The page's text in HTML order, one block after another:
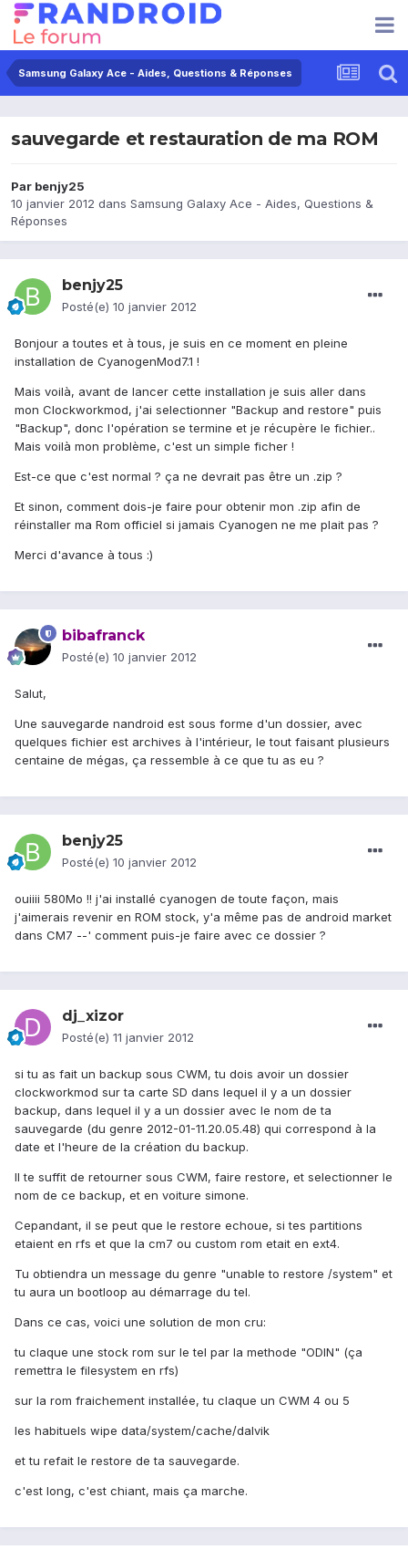
Samsung Galaxy Ace - Aides, Questions & Réponses
sauvegarde et restauration de ma ROM
Par benjy25
10 janvier 2012 dans Samsung Galaxy Ace - Aides, Questions &
Réponses
benjy25
Posté(e) 10 janvier 2012
Bonjour a toutes et à tous, je suis en ce moment en pleine
installation de CyanogenMod7.1 !
Mais voilà, avant de lancer cette installation je suis aller dans
mon Clockworkmod, j'ai selectionner "Backup and restore" puis
"Backup", donc l'opération se termine et je récupère le fichier..
Mais voilà mon problème, c'est un simple ficher !
Est-ce que c'est normal ? ça ne devrait pas être un .zip ?
Et sinon, comment dois-je faire pour obtenir mon .zip afin de
réinstaller ma Rom officiel si jamais Cyanogen ne me plait pas ?
Merci d'avance à tous :)
bibafranck
Posté(e) 10 janvier 2012
Salut,
Une sauvegarde nandroid est sous forme d'un dossier, avec
quelques fichier est archives à l'intérieur, le tout faisant plusieurs
centaine de mégas, ça ressemble à ce que tu as eu ?
benjy25
Posté(e) 10 janvier 2012
ouiiii 580Mo !! j'ai installé cyanogen de toute façon, mais
j'aimerais revenir en ROM stock, y'a même pas de android market
dans CM7 --' comment puis-je faire avec ce dossier ?
dj_xizor
Posté(e) 11 janvier 2012
si tu as fait un backup sous CWM, tu dois avoir un dossier
clockworkmod sur ta carte SD dans lequel il y a un dossier
backup, dans lequel il y a un dossier avec le nom de ta
sauvegarde (du genre 2012-01-11.20.05.48) qui correspond à la
date et l'heure de la création du backup.
Il te suffit de retourner sous CWM, faire restore, et selectionner le
nom de ce backup, et en voiture simone.
Cepandant, il se peut que le restore echoue, si tes partitions
etaient en rfs et que la cm7 ou custom rom etait en ext4.
Tu obtiendra un message du genre "unable to restore /system" et
tu aura un bootloop au démarrage du tel.
Dans ce cas, voici une solution de mon cru:
tu claque une stock rom sur le tel par la methode "ODIN" (ça
remettra le filesystem en rfs)
sur la rom fraichement installée, tu claque un CWM 4 ou 5
les habituels wipe data/system/cache/dalvik
et tu refait le restore de ta sauvegarde.
c'est long, c'est chiant, mais ça marche.